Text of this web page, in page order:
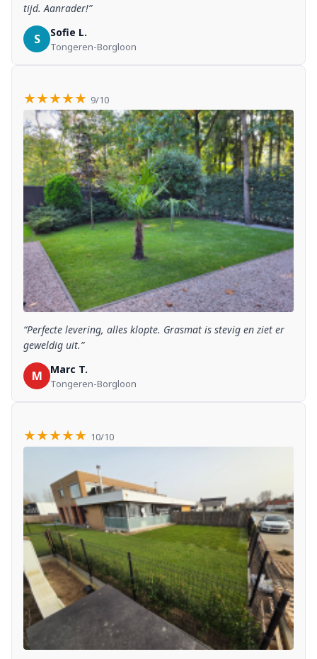
tijd. Aanrader!”
S Sofie L.
Tongeren-Borgloon
★★★★★ 9/10
“Perfecte levering, alles klopte. Grasmat is stevig en ziet er
geweldig uit.”
M Marc T.
Tongeren-Borgloon
★★★★★ 10/10